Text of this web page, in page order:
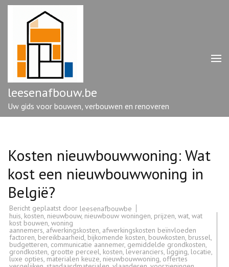
Ga
enter)
leesenafbouw.be
Uw gids voor bouwen, verbouwen en renoveren
Kosten nieuwbouwwoning: Wat
kost een nieuwbouwwoning in
België?
Bericht geplaatst door leesenafbouwbe
huis, kosten, nieuwbouw, nieuwbouw woningen, prijzen, wat, wat
kost bouwen, woning
aannemers, afwerkingskosten, afwerkingskosten beïnvloeden
factoren, bereikbaarheid, bijkomende kosten, bouwkosten, brussel,
budgetteren, communicatie aannemer, gemiddelde grondkosten,
grondkosten, grootte perceel, kosten, leveranciers, ligging, locatie,
luxe opties, materialen keuze, nieuwbouwwoning, offertes